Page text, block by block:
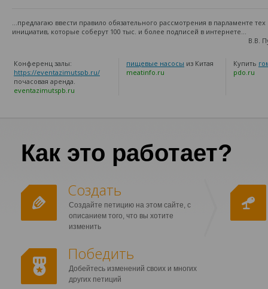
...предлагаю ввести правило обязательного рассмотрения в парламенте
инициатив, которые соберут 100 тыс. и более подписей в интернете...
В.В.
Конференц залы:
https://eventazimutspb.ru/
почасовая аренда.
eventazimutspb.ru
пищевые насосы из Китая
meatinfo.ru
Купить
pdo.ru
Как это работает?
Создать
Создайте петицию на этом сайте, с
описанием того, что вы хотите
изменить
Победить
Добейтесь изменений своих и многих
других петиций